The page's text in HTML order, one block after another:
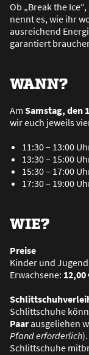
Ob „Break the
nennt es, wie ihr
ausreichend
garantiert
WANN?
Am Samstag, den
wir euch jeweils
11:30 – 13:00
13:30 – 15:00
15:30 – 17:00
17:30 – 19:00
WIE?
Preise
Kinder und
Erwachsene: 12,00
Schlittschuhe
Paarausgeliehen
Pfand erforderlich
Schlittschuhe